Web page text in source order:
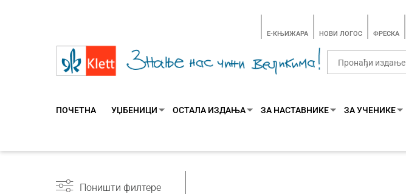
E-КЊИЖАРА НОВИ ЛОГОС ФРЕСКА
ПОЧЕТНА УЏБЕНИЦИ ОСТАЛА ИЗДАЊА ЗА НАСТАВНИКЕ ЗА УЧЕНИКЕ
Поништи филтере